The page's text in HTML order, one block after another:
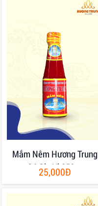
Mắm Nêm Hương Trung
Có Gia Vị 250gr
25,000Đ